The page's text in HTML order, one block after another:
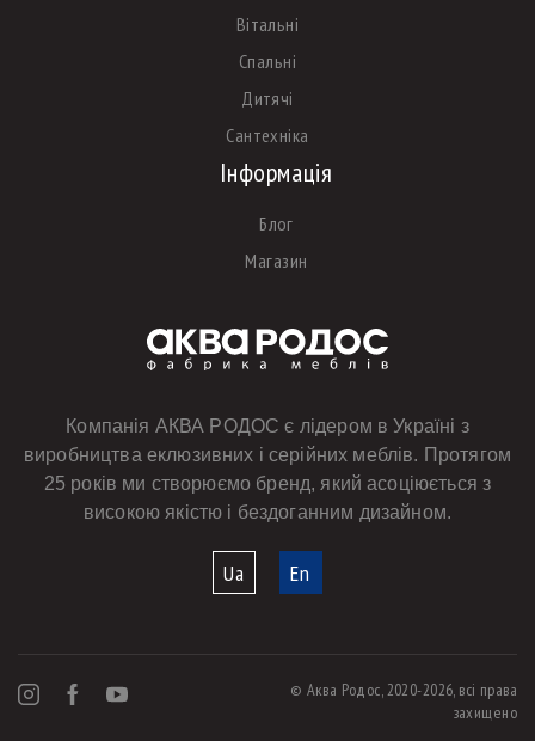
Вітальні
Спальні
Дитячі
Сантехніка
Інформація
Блог
Магазин
Компанія АКВА РОДОС є лідером в Україні з
виробництва еклюзивних і серійних меблів. Протягом
25 років ми створюємо бренд, який асоціюється з
високою якістю і бездоганним дизайном.
Ua En
© Аква Родос, 2020-2026, всі права
захищено